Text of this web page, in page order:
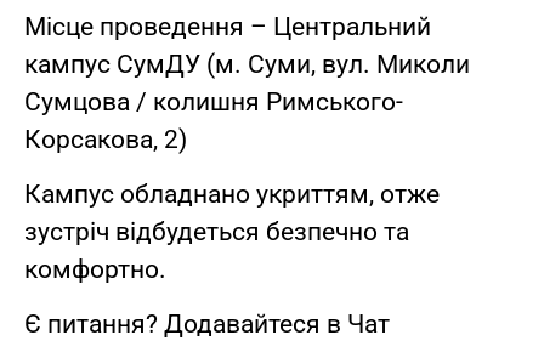
Місце проведення – Центральний
кампус СумДУ (м. Суми, вул. Миколи
Сумцова / колишня Римського-
Корсакова, 2)
Кампус обладнано укриттям, отже
зустріч відбудеться безпечно та
комфортно.
Є питання? Додавайтеся в Чат